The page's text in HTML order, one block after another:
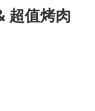
超值烤肉